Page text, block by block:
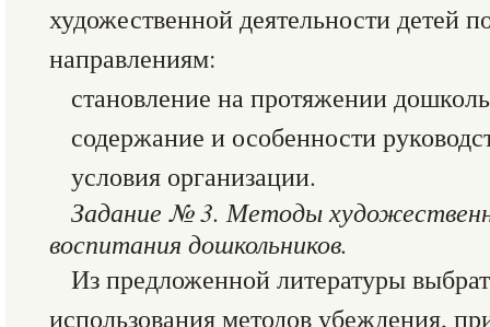
художественной деятельности детей
направлениям:
становление на протяжении
содержание и особенности
условия организации.
Задание № 3. Методы
воспитания дошкольников.
Из предложенной литературы
использования методов убеждения,